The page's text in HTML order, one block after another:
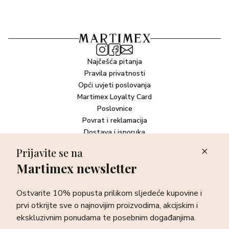
Najčešća pitanja
Pravila privatnosti
Opći uvjeti poslovanja
Martimex Loyalty Card
Poslovnice
Povrat i reklamacija
Dostava i isporuka
Newsletter
sve o najnovijim proizvodima, akcijskim i ekskluzivnim
ponudama te posebnim događanjima.
Prijava
Prijavite se na
Martimex newsletter
Ostvarite 10% popusta prilikom sljedeće kupovine i
prvi otkrijte sve o najnovijim proizvodima, akcijskim i
ekskluzivnim ponudama te posebnim događanjima.